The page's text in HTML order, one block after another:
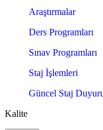
Araştırmalar
Ders Programları
Sınav Programları
Staj İşlemleri
Güncel Staj
Kalite